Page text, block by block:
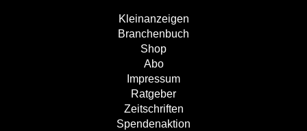
Kleinanzeigen
Branchenbuch
Shop
Abo
Impressum
Ratgeber
Zeitschriften
Spendenaktion